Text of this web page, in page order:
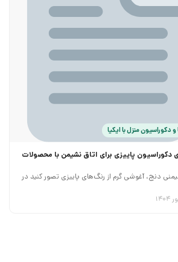
دکوراسیون منزل با ایکیا
دکوراسیون پاییزی برای اتاق نشیمن با محصولات
دنج، آغوشی گرم از رنگ‌های پاییزی تصور کنید در